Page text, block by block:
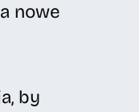
nowe
by